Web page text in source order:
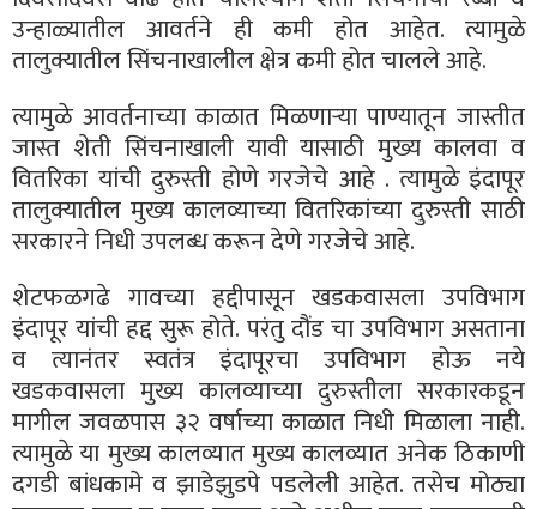
उन्हाळ्यातील आवर्तने ही कमी होत आहेत. त्यामुळे
तालुक्यातील सिंचनाखालील क्षेत्र कमी होत चालले आहे.
त्यामुळे आवर्तनाच्या काळात मिळणाऱ्या पाण्यातून जास्तीत
जास्त शेती सिंचनाखाली यावी यासाठी मुख्य कालवा व
वितरिका यांची दुरुस्ती होणे गरजेचे आहे . त्यामुळे इंदापूर
तालुक्यातील मुख्य कालव्याच्या वितरिकांच्या दुरुस्ती साठी
सरकारने निधी उपलब्ध करून देणे गरजेचे आहे.
शेटफळगढे गावच्या हद्दीपासून खडकवासला उपविभाग
इंदापूर यांची हद्द सुरू होते. परंतु दौंड चा उपविभाग असताना
व त्यानंतर स्वतंत्र इंदापूरचा उपविभाग होऊ नये
खडकवासला मुख्य कालव्याच्या दुरुस्तीला सरकारकडून
मागील जवळपास ३२ वर्षाच्या काळात निधी मिळाला नाही.
त्यामुळे या मुख्य कालव्यात मुख्य कालव्यात अनेक ठिकाणी
दगडी बांधकामे व झाडेझुडपे पडलेली आहेत. तसेच मोठ्या